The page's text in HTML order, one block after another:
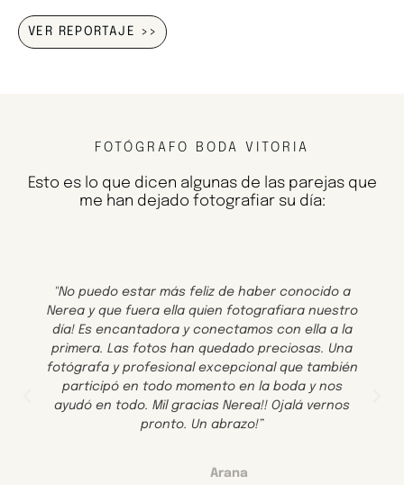
VER REPORTAJE >>
FOTÓGRAFO BODA VITORIA
Esto es lo que dicen algunas de las parejas que
me han dejado fotografiar su día:
"No puedo estar más feliz de haber conocido a
Nerea y que fuera ella quien fotografiara nuestro
día! Es encantadora y conectamos con ella a la
primera. Las fotos han quedado preciosas. Una
fotógrafa y profesional excepcional que también
participó en todo momento en la boda y nos
ayudó en todo. Mil gracias Nerea!! Ojalá vernos
pronto. Un abrazo!”
Arana